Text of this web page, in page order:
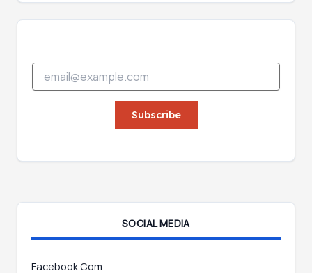
a
i
l
E
a
i
E
Subscribe
SOCIAL MEDIA
Facebook.Com